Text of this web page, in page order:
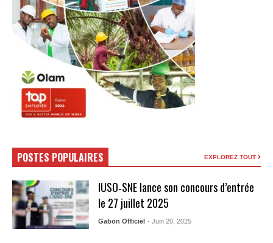
POSTES POPULAIRES EXPLOREZ TOUT
IUSO‑SNE lance son concours d’entrée
le 27 juillet 2025
Gabon Officiel - Juin 20, 2025